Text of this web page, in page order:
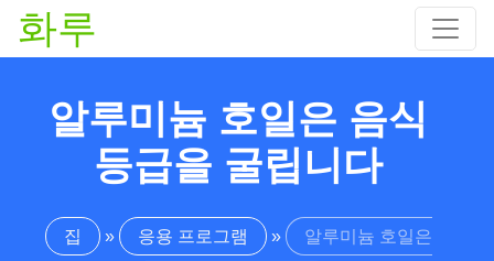
화루
알루미늄 호일은 음식
등급을 굴립니다
집 » 응용 프로그램 » 알루미늄 호일은